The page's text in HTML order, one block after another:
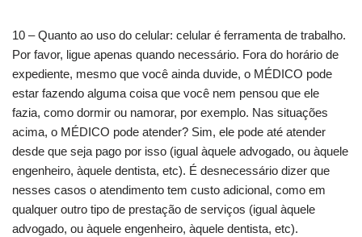
10 – Quanto ao uso do celular: celular é ferramenta de trabalho.
Por favor, ligue apenas quando necessário. Fora do horário de
expediente, mesmo que você ainda duvide, o MÉDICO pode
estar fazendo alguma coisa que você nem pensou que ele
fazia, como dormir ou namorar, por exemplo. Nas situações
acima, o MÉDICO pode atender? Sim, ele pode até atender
desde que seja pago por isso (igual àquele advogado, ou àquele
engenheiro, àquele dentista, etc). É desnecessário dizer que
nesses casos o atendimento tem custo adicional, como em
qualquer outro tipo de prestação de serviços (igual àquele
advogado, ou àquele engenheiro, àquele dentista, etc).